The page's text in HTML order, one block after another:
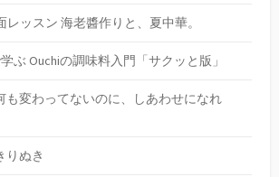
レッスン 海老醬作りと、夏中華。
ぶ Ouchiの調味料入門「サクッと版」
も変わってないのに、しあわせになれ
りぬき